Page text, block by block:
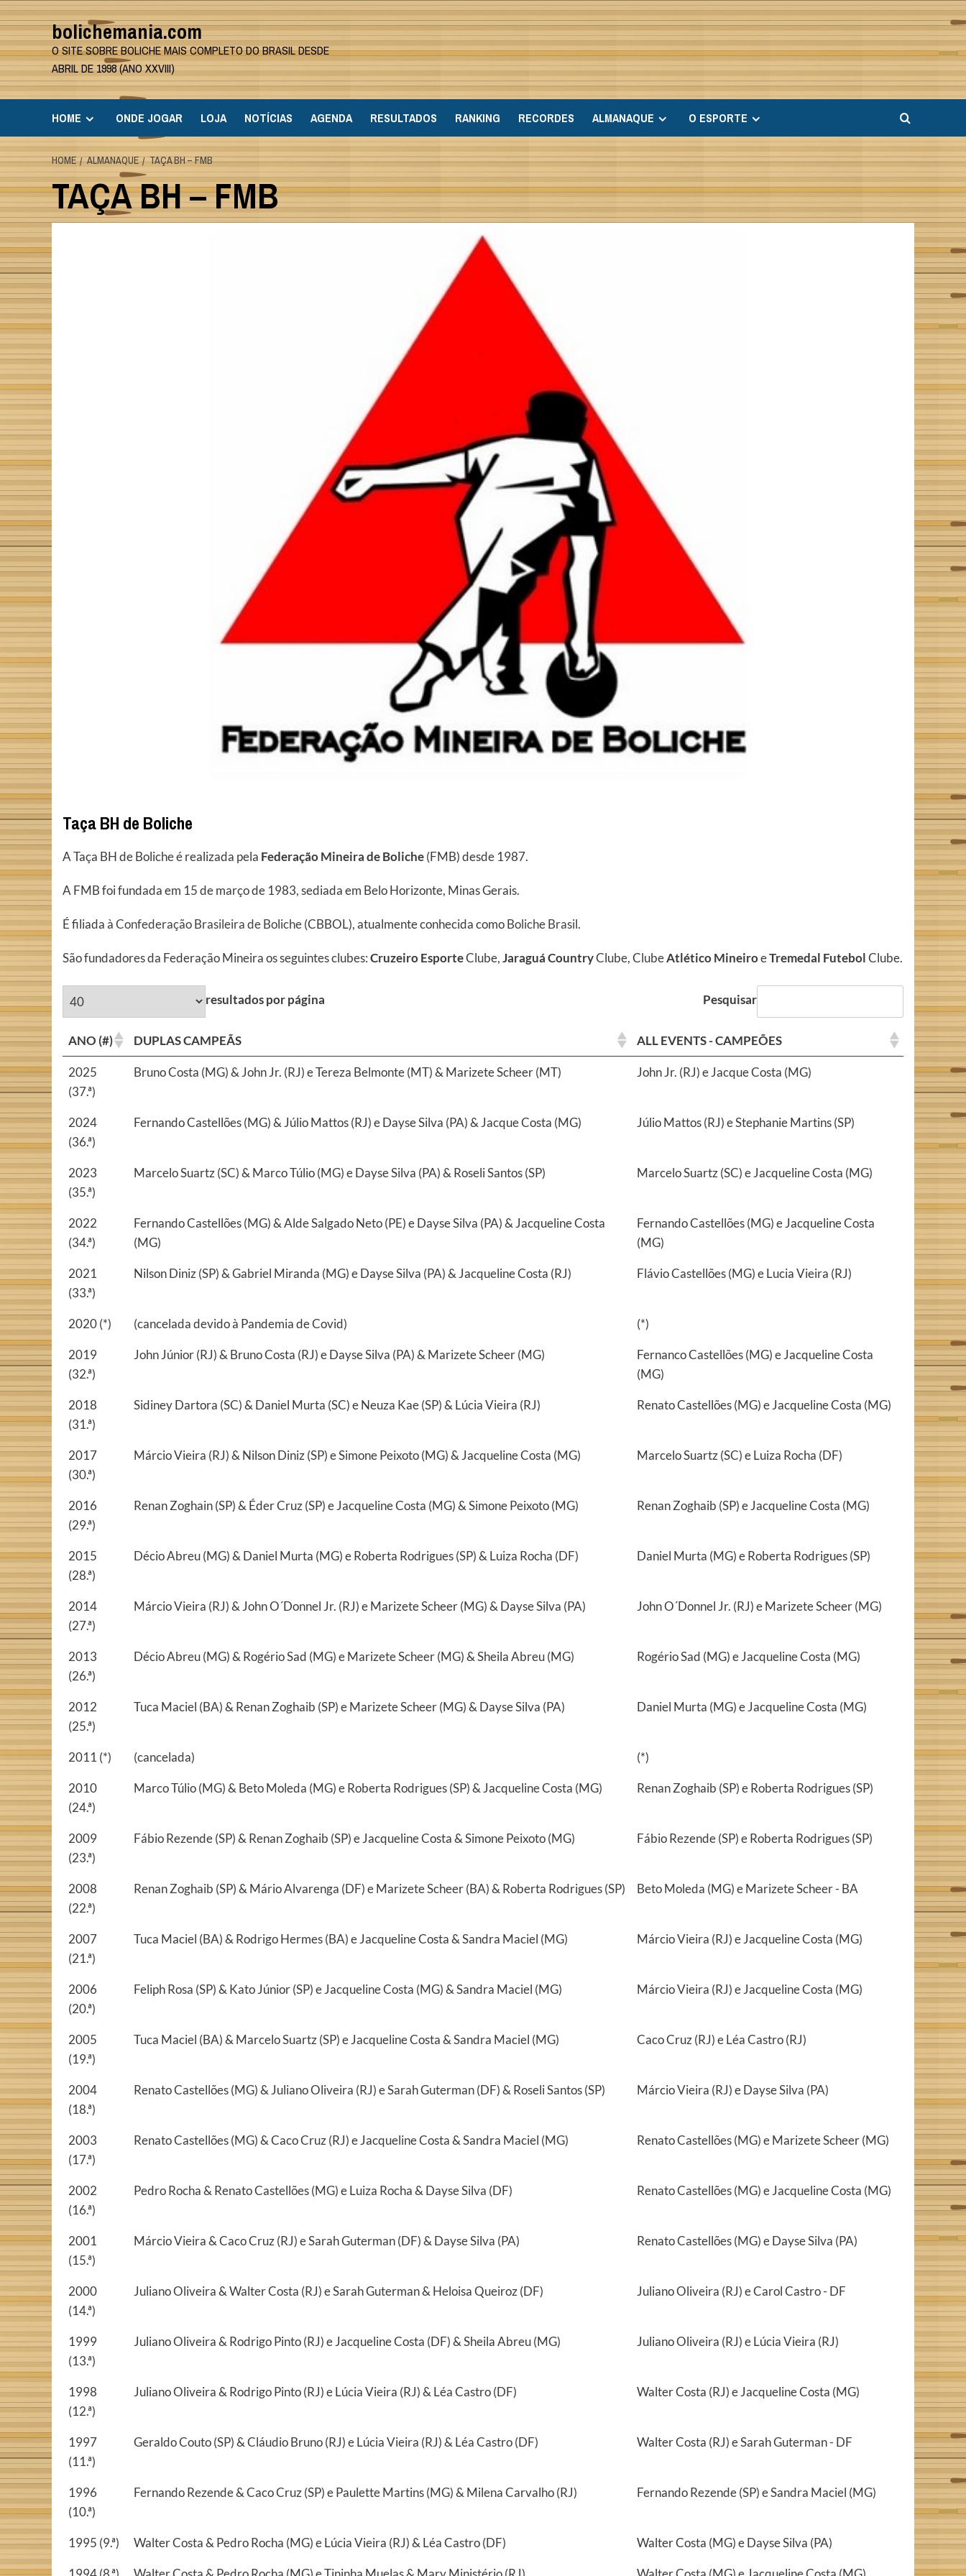
Skip
to
content
bolichemania.com
O SITE SOBRE BOLICHE MAIS COMPLETO DO BRASIL DESDE
ABRIL DE 1998 (ANO XXVIII)
HOME ONDE JOGAR LOJA NOTÍCIAS AGENDA RESULTADOS RANKING RECORDES ALMANAQUE O ESPORTE
HOME ALMANAQUE TAÇA BH – FMB
TAÇA BH – FMB
Taça BH de Boliche
A Taça BH de Boliche é realizada pela Federação Mineira de Boliche(FMB) desde 1987.
A FMB foi fundada em 15 de março de 1983, sediada em Belo Horizonte, Minas Gerais.
É filiada àConfederação Brasileira de Boliche(CBBOL), atualmente conhecida comoBoliche Brasil.
São fundadores da Federação Mineira os seguintes clubes:Cruzeiro EsporteClube,Jaraguá CountryClube, ClubeAtlético MineiroeTremedal FutebolClube.
resultados por página Pesquisar
ANO (#) DUPLAS CAMPEÃS ALL EVENTS - CAMPEÕES
2025
(37.ª)
Bruno Costa (MG) & John Jr. (RJ) e Tereza Belmonte (MT) & Marizete Scheer (MT) John Jr. (RJ) e Jacque Costa (MG)
2024
(36.ª)
Fernando Castellões (MG) & Júlio Mattos (RJ) e Dayse Silva (PA) & Jacque Costa (MG) Júlio Mattos (RJ) e Stephanie Martins (SP)
2023
(35.ª)
Marcelo Suartz (SC) & Marco Túlio (MG) e Dayse Silva (PA) & Roseli Santos (SP) Marcelo Suartz (SC) e Jacqueline Costa (MG)
2022
(34.ª)
Fernando Castellões (MG) & Alde Salgado Neto (PE) e Dayse Silva (PA) & Jacqueline Costa
(MG)
Fernando Castellões (MG) e Jacqueline Costa
(MG)
2021
(33.ª)
Nilson Diniz (SP) & Gabriel Miranda (MG) e Dayse Silva (PA) & Jacqueline Costa (RJ) Flávio Castellões (MG) e Lucia Vieira (RJ)
2020 (*) (cancelada devido à Pandemia de Covid) (*)
2019
(32.ª)
John Júnior (RJ) & Bruno Costa (RJ) e Dayse Silva (PA) & Marizete Scheer (MG)
Fernanco Castellões (MG) e Jacqueline Costa
(MG)
2018
(31.ª)
Sidiney Dartora (SC) & Daniel Murta (SC) e Neuza Kae (SP) & Lúcia Vieira (RJ) Renato Castellões (MG) e Jacqueline Costa (MG)
2017
(30.ª)
Márcio Vieira (RJ) & Nilson Diniz (SP) e Simone Peixoto (MG) & Jacqueline Costa (MG) Marcelo Suartz (SC) e Luiza Rocha (DF)
2016
(29.ª)
Renan Zoghain (SP) & Éder Cruz (SP) e Jacqueline Costa (MG) & Simone Peixoto (MG) Renan Zoghaib (SP) e Jacqueline Costa (MG)
2015
(28.ª)
Décio Abreu (MG) & Daniel Murta (MG) e Roberta Rodrigues (SP) & Luiza Rocha (DF) Daniel Murta (MG) e Roberta Rodrigues (SP)
2014
(27.ª)
Márcio Vieira (RJ) & John O´Donnel Jr. (RJ) e Marizete Scheer (MG) & Dayse Silva (PA) John O´Donnel Jr. (RJ) e Marizete Scheer (MG)
2013
(26.ª)
Décio Abreu (MG) & Rogério Sad (MG) e Marizete Scheer (MG) & Sheila Abreu (MG) Rogério Sad (MG) e Jacqueline Costa (MG)
2012
(25.ª)
Tuca Maciel (BA) & Renan Zoghaib (SP) e Marizete Scheer (MG) & Dayse Silva (PA) Daniel Murta (MG) e Jacqueline Costa (MG)
2011 (*) (cancelada) (*)
2010
(24.ª)
Marco Túlio (MG) & Beto Moleda (MG) e Roberta Rodrigues (SP) & Jacqueline Costa (MG) Renan Zoghaib (SP) e Roberta Rodrigues (SP)
2009
(23.ª)
Fábio Rezende (SP) & Renan Zoghaib (SP) e Jacqueline Costa & Simone Peixoto (MG) Fábio Rezende (SP) e Roberta Rodrigues (SP)
2008
(22.ª)
Renan Zoghaib (SP) & Mário Alvarenga (DF) e Marizete Scheer (BA) & Roberta Rodrigues (SP) Beto Moleda (MG) e Marizete Scheer - BA
2007
(21.ª)
Tuca Maciel (BA) & Rodrigo Hermes (BA) e Jacqueline Costa & Sandra Maciel (MG) Márcio Vieira (RJ) e Jacqueline Costa (MG)
2006
(20.ª)
Feliph Rosa (SP) & Kato Júnior (SP) e Jacqueline Costa (MG) & Sandra Maciel (MG) Márcio Vieira (RJ) e Jacqueline Costa (MG)
2005
(19.ª)
Tuca Maciel (BA) & Marcelo Suartz (SP) e Jacqueline Costa & Sandra Maciel (MG) Caco Cruz (RJ) e Léa Castro (RJ)
2004
(18.ª)
Renato Castellões (MG) & Juliano Oliveira (RJ) e Sarah Guterman (DF) & Roseli Santos (SP) Márcio Vieira (RJ) e Dayse Silva (PA)
2003
(17.ª)
Renato Castellões (MG) & Caco Cruz (RJ) e Jacqueline Costa & Sandra Maciel (MG) Renato Castellões (MG) e Marizete Scheer (MG)
2002
(16.ª)
Pedro Rocha & Renato Castellões (MG) e Luiza Rocha & Dayse Silva (DF) Renato Castellões (MG) e Jacqueline Costa (MG)
2001
(15.ª)
Márcio Vieira & Caco Cruz (RJ) e Sarah Guterman (DF) & Dayse Silva (PA) Renato Castellões (MG) e Dayse Silva (PA)
2000
(14.ª)
Juliano Oliveira & Walter Costa (RJ) e Sarah Guterman & Heloisa Queiroz (DF) Juliano Oliveira (RJ) e Carol Castro - DF
1999
(13.ª)
Juliano Oliveira & Rodrigo Pinto (RJ) e Jacqueline Costa (DF) & Sheila Abreu (MG) Juliano Oliveira (RJ) e Lúcia Vieira (RJ)
1998
(12.ª)
Juliano Oliveira & Rodrigo Pinto (RJ) e Lúcia Vieira (RJ) & Léa Castro (DF) Walter Costa (RJ) e Jacqueline Costa (MG)
1997
(11.ª)
Geraldo Couto (SP) & Cláudio Bruno (RJ) e Lúcia Vieira (RJ) & Léa Castro (DF) Walter Costa (RJ) e Sarah Guterman - DF
1996
(10.ª)
Fernando Rezende & Caco Cruz (SP) e Paulette Martins (MG) & Milena Carvalho (RJ) Fernando Rezende (SP) e Sandra Maciel (MG)
1995 (9.ª) Walter Costa & Pedro Rocha (MG) e Lúcia Vieira (RJ) & Léa Castro (DF) Walter Costa (MG) e Dayse Silva (PA)